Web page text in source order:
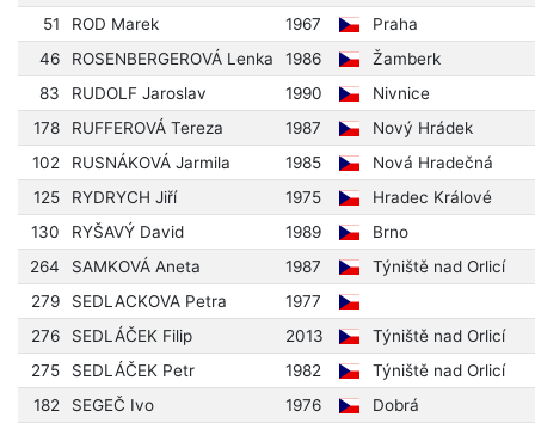
51
ROD Marek 1967
Praha
46
ROSENBERGEROVÁ Lenka 1986
Žamberk
83
RUDOLF Jaroslav 1990
Nivnice
178
RUFFEROVÁ Tereza 1987
Nový Hrádek
102
RUSNÁKOVÁ Jarmila 1985
Nová Hradečná
125
RYDRYCH Jiří 1975
Hradec Králové
130
RYŠAVÝ David 1989
Brno
264
SAMKOVÁ Aneta 1987
Týniště nad Orlicí
279
SEDLACKOVA Petra
1977
276
SEDLÁČEK Filip 2013
Týniště nad Orlicí
275
SEDLÁČEK Petr 1982
Týniště nad Orlicí
182
SEGEČ Ivo 1976
Dobrá